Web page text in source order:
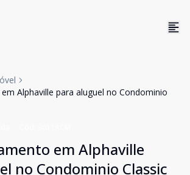
Alphaville para aluguel no Condominio
em Alphaville
no Condominio Classic